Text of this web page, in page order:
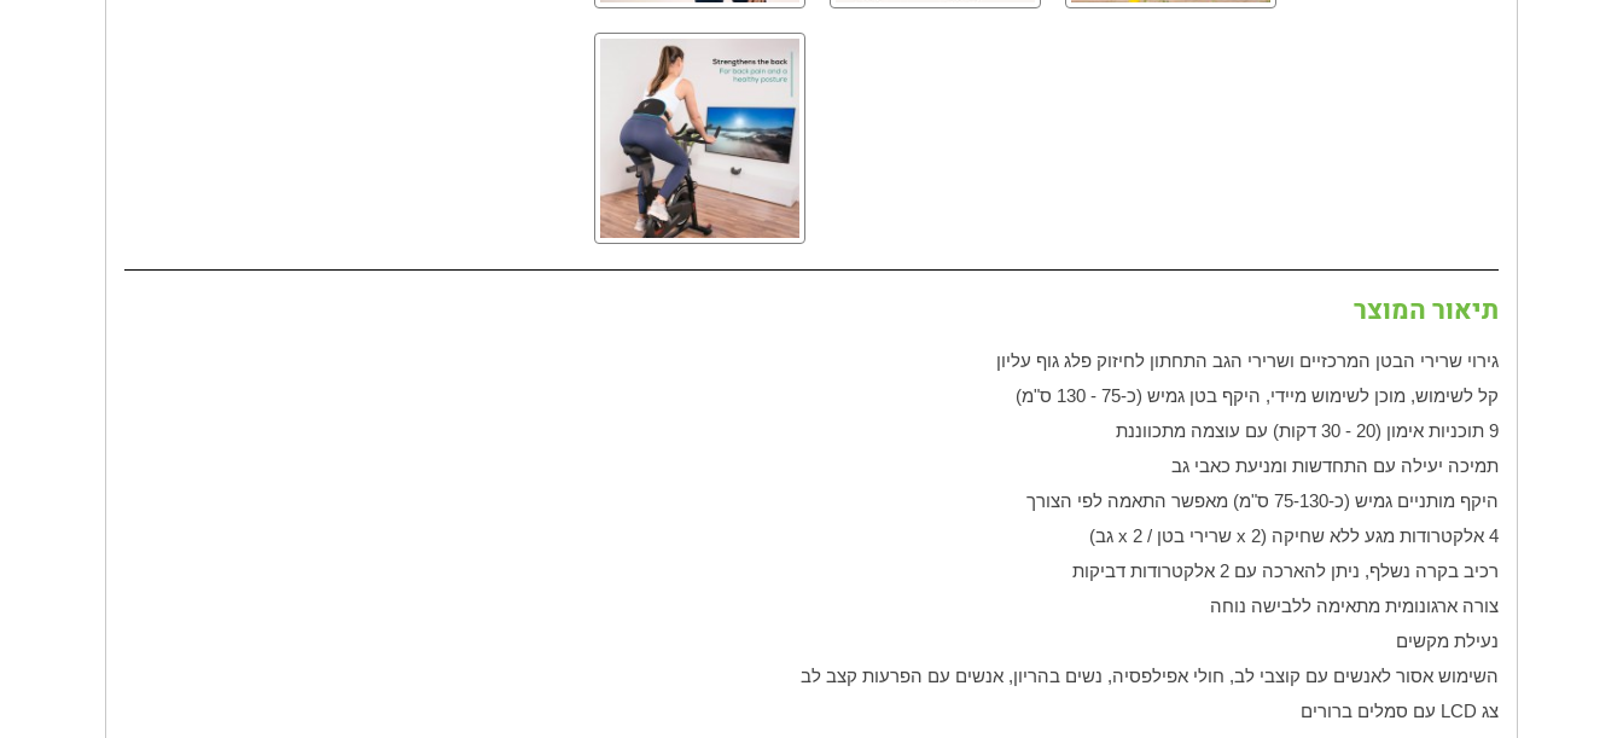
תיאור המוצר
גירוי שרירי הבטן המרכזיים ושרירי הגב התחתון לחיזוק פלג גוף עליון
קל לשימוש, מוכן לשימוש מיידי, היקף בטן גמיש (כ-75 - 130 ס"מ)
9 תוכניות אימון (20 - 30 דקות) עם עוצמה מתכווננת
תמיכה יעילה עם התחדשות ומניעת כאבי גב
היקף מותניים גמיש (כ-75-130 ס"מ) מאפשר התאמה לפי הצורך
4 אלקטרודות מגע ללא שחיקה (2
x שרירי בטן / 2 x גב)
רכיב בקרה נשלף, ניתן להארכה עם 2 אלקטרודות דביקות
צורה ארגונומית מתאימה ללבישה נוחה
נעילת מקשים
השימוש אסור לאנשים עם קוצבי לב, חולי אפילפסיה, נשים בהריון, אנשים עם הפרעות קצב לב
צג LCD עם סמלים ברורים